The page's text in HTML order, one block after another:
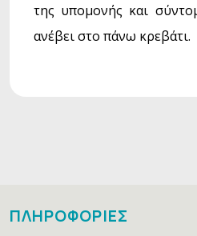
της υπομονής και
ανέβει στο πάνω κρεβάτι.
ΠΛΗΡΟΦΟΡΙΕΣ